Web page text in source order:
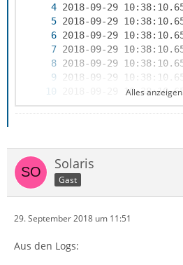
Alles anzeigen
Solaris
Gast
29. September 2018 um 11:51
Aus den Logs: